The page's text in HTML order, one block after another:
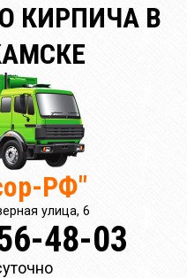
КИРПИЧА В
РФ"
улица, 6
48-03